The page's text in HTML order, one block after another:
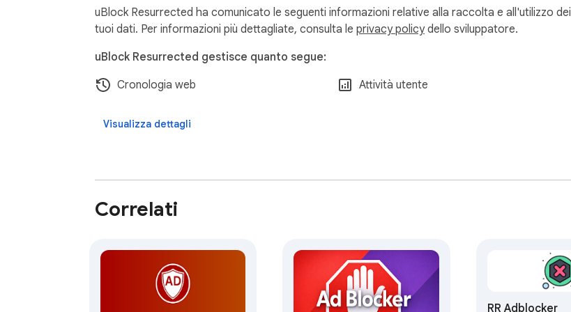
uBlock Resurrected ha comunicato le seguenti informazioni relative alla raccolta e all'utilizzo dei
tuoi dati. Per informazioni più dettagliate, consulta le privacy policydello sviluppatore.
uBlock Resurrected gestisce quanto segue:
Cronologia web
Attività utente
Visualizza dettagli
Correlati
RR Adblocker